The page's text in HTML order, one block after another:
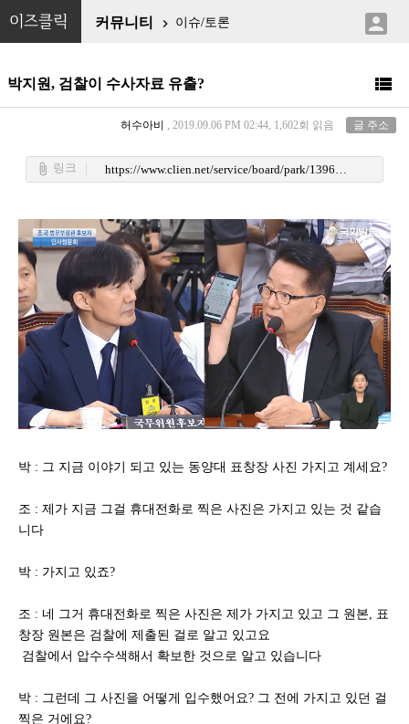
이즈클릭 커뮤니티  이슈/토론 
박지원, 검찰이 수사자료 유출? 
허수아비 , 2019.09.06 PM 02:44, 1,602회 읽음 글 주소
attach_file 링크 https://www.clien.net/service/board/park/13964631
박 : 그 지금 이야기 되고 있는 동양대 표창장 사진 가지고 계세요?
조 : 제가 지금 그걸 휴대전화로 찍은 사진은 가지고 있는 것 같습
니다
박 : 가지고 있죠?
조 : 네 그거 휴대전화로 찍은 사진은 제가 가지고 있고 그 원본, 표
창장 원본은 검찰에 제출된 걸로 알고 있고요
검찰에서 압수수색해서 확보한 것으로 알고 있습니다
박 : 그런데 그 사진을 어떻게 입수했어요? 그 전에 가지고 있던 걸
찍은 거에요?